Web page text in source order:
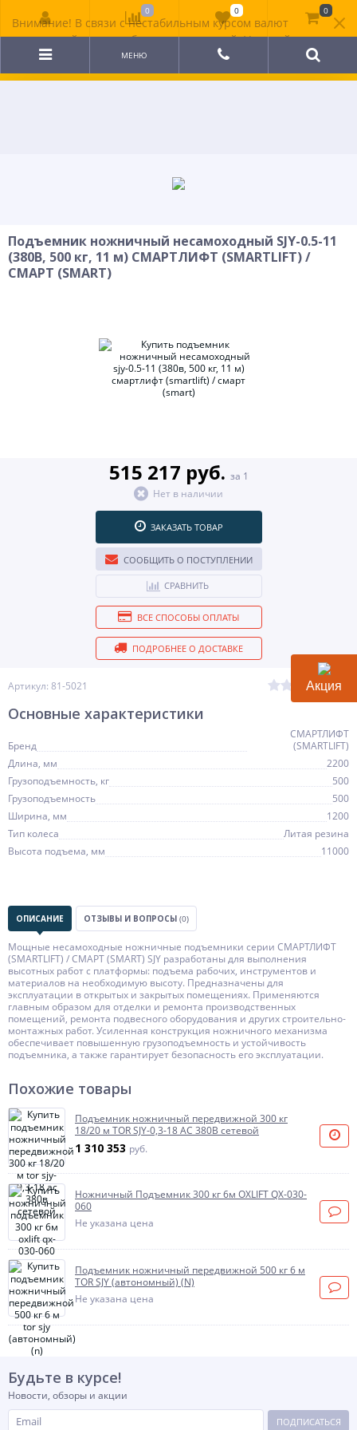
Внимание! В связи с нестабильным курсом валют
цена на сайте может быть неактуальной. Уточняйте
стоимость у менеджера.
МЕНЮ
Подъемник ножничный несамоходный SJY-0.5-11
(380В, 500 кг, 11 м) СМАРТЛИФТ (SMARTLIFT) /
СМАРТ (SMART)
Артикул: 81-5021 (0)
515 217 руб. за 1
Нет в наличии
ЗАКАЗАТЬ ТОВАР
СООБЩИТЬ О ПОСТУПЛЕНИИ
СРАВНИТЬ
ВСЕ СПОСОБЫ ОПЛАТЫ
ПОДРОБНЕЕ О ДОСТАВКЕ
Основные характеристики
Бренд
СМАРТЛИФТ
(SMARTLIFT)
Длина, мм
2200
Грузоподъемность, кг
500
Грузоподъемность
500
Ширина, мм
1200
Тип колеса
Литая резина
Высота подъема, мм
11000
ОПИСАНИЕ ОТЗЫВЫ И ВОПРОСЫ (0)
Мощные несамоходные ножничные подъемники серии СМАРТЛИФТ
(SMARTLIFT) / СМАРТ (SMART) SJY разработаны для выполнения
высотных работ с платформы: подъема рабочих, инструментов и
материалов на необходимую высоту. Предназначены для
эксплуатации в открытых и закрытых помещениях. Применяются
главным образом для отделки и ремонта производственных
помещений, ремонта подвесного оборудования и других строительно-
монтажных работ. Усиленная конструкция ножничного механизма
обеспечивает повышенную грузоподъемность и устойчивость
подъемника, а также гарантирует безопасность его эксплуатации.
Похожие товары
Подъемник ножничный передвижной 300 кг
18/20 м TOR SJY-0,3-18 AC 380В сетевой
1 310 353 руб.
Ножничный Подъемник 300 кг 6м OXLIFT QX-030-
060
Не указана цена
Подъемник ножничный передвижной 500 кг 6 м
TOR SJY (автономный) (N)
Не указана цена
Будьте в курсе!
Новости, обзоры и акции
ПОДПИСАТЬСЯ
0 0 0
Акция